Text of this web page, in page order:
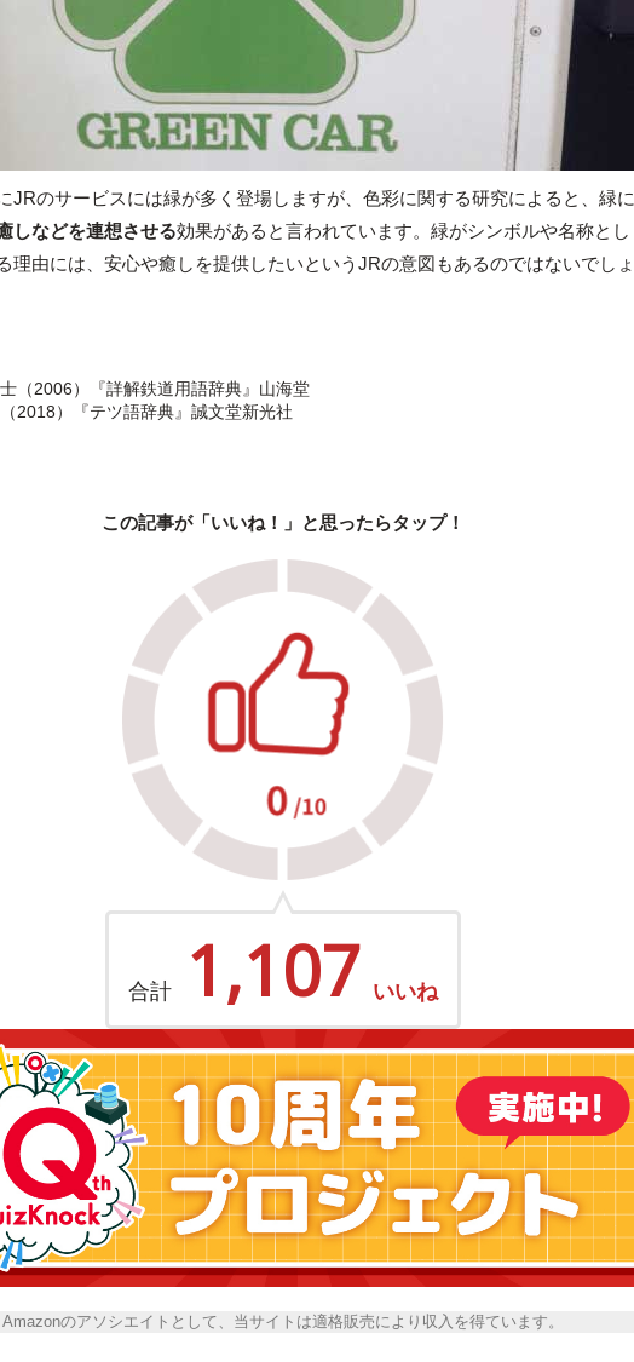
JRのサービスには緑が多く登場しますが、色彩に関する研究によると、緑に
しなどを連想させる効果があると言われています。緑がシンボルや名称とし
理由には、安心や癒しを提供したいというJRの意図もあるのではないでしょ
（2006）『詳解鉄道用語辞典』山海堂
2018）『テツ語辞典』誠文堂新光社
この記事が「いいね！」と思ったらタップ！
合計 1,107 いいね
Amazonのアソシエイトとして、当サイトは適格販売により収入を得ています。